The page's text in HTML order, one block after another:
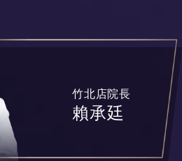
竹北店院長
賴承廷